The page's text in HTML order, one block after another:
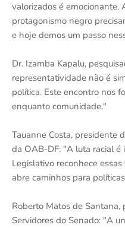
valorizados é emocionante.
protagonismo negro
e hoje demos um passo
Dr. Izamba Kapalu,
representatividade não é
política. Este encontro nos
enquanto comunidade."
Tauanne Costa, presidente
da OAB-DF: "A luta racial é
Legislativo reconhece
abre caminhos para
Roberto Matos de
Servidores do Senado: "A